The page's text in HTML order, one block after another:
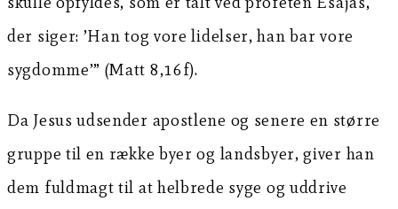
der siger: ’Han tog vore lidelser, han bar vore
sygdomme’” (Matt 8,16f).
Da Jesus udsender apostlene og senere en større
gruppe til en række byer og landsbyer, giver han
dem fuldmagt til at helbrede syge og uddrive